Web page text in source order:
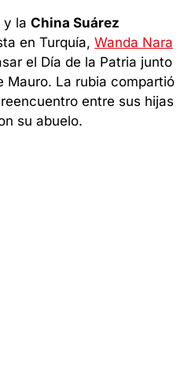
y laChina Suárez
en Turquía,Wanda Nara
el Día de la Patria junto
Mauro. La rubia compartió
entre sus hijas
su abuelo.